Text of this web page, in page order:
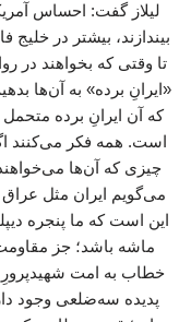
لیلاز گفت: احساس
بیندازند، بیشتر در
تا وقتی که بخواهند در
«ایرانِ برده» به آن‌ها
که آن ایرانِ برده
است. همه فکر می‌کنند
چیزی که آن‌ها
می‌گویم ایران مثل
این است که ما پنجره
ماشه باشد؛ جز
خطاب به امت
پدیده‌ سه‌ضلعی وجود